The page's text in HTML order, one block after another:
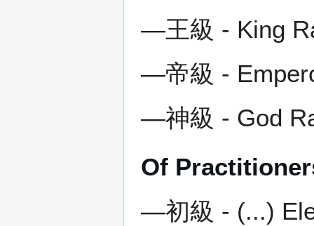
―王級 - King
―帝級 -
―神級 - God
Of
―初級 - (...)